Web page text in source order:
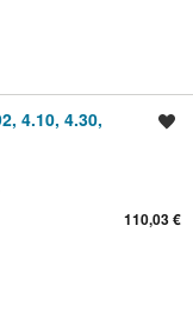
4.10, 4.30,
110,03 €